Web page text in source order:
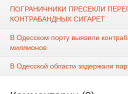
ПОГРАНИЧНИКИ ПРЕСЕКЛИ
КОНТРАБАНДНЫХ СИГАРЕТ
В Одесском порту выявили
миллионов
В Одесской области задержали